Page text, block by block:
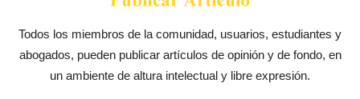
Todos los miembros de la comunidad, usuarios, estudiantes y
abogados, pueden publicar artículos de opinión y de fondo, en
un ambiente de altura intelectual y libre expresión.